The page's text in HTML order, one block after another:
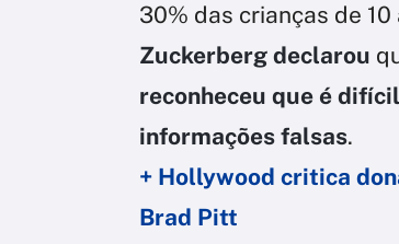
30% das crianças de
Zuckerberg declarou
reconheceu que é
informações falsas.
+ Hollywood critica
Brad Pitt